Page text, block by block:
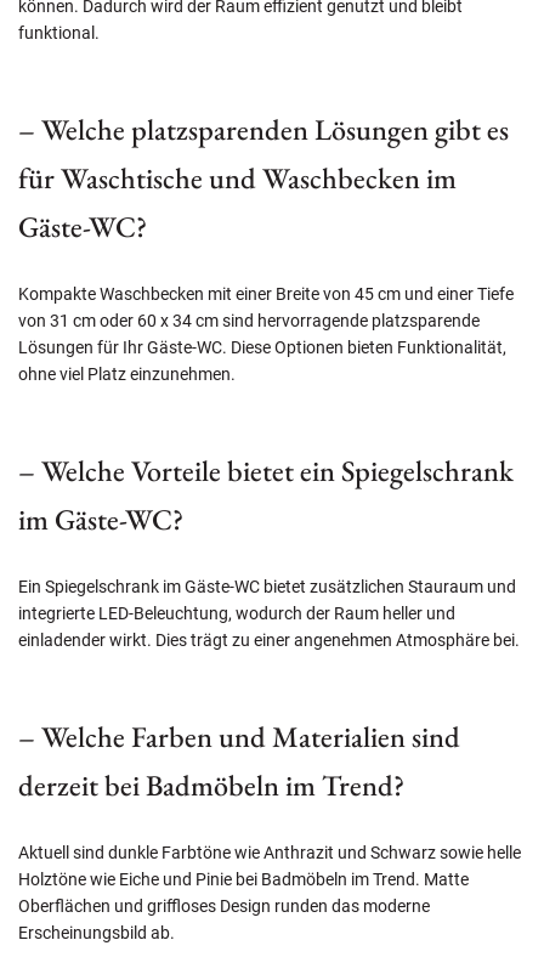
können. Dadurch wird der Raum effizient genutzt und bleibt
funktional.
– Welche platzsparenden Lösungen gibt es
für Waschtische und Waschbecken im
Gäste-WC?
Kompakte Waschbecken mit einer Breite von 45 cm und einer Tiefe
von 31 cm oder 60 x 34 cm sind hervorragende platzsparende
Lösungen für Ihr Gäste-WC. Diese Optionen bieten Funktionalität,
ohne viel Platz einzunehmen.
– Welche Vorteile bietet ein Spiegelschrank
im Gäste-WC?
Ein Spiegelschrank im Gäste-WC bietet zusätzlichen Stauraum und
integrierte LED-Beleuchtung, wodurch der Raum heller und
einladender wirkt. Dies trägt zu einer angenehmen Atmosphäre bei.
– Welche Farben und Materialien sind
derzeit bei Badmöbeln im Trend?
Aktuell sind dunkle Farbtöne wie Anthrazit und Schwarz sowie helle
Holztöne wie Eiche und Pinie bei Badmöbeln im Trend. Matte
Oberflächen und griffloses Design runden das moderne
Erscheinungsbild ab.